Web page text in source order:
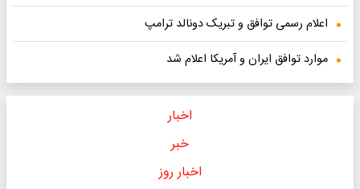
اعلام رسمی توافق و تبریک دونالد ترامپ
موارد توافق ایران و آمریکا اعلام شد
اخبار
خبر
اخبار روز